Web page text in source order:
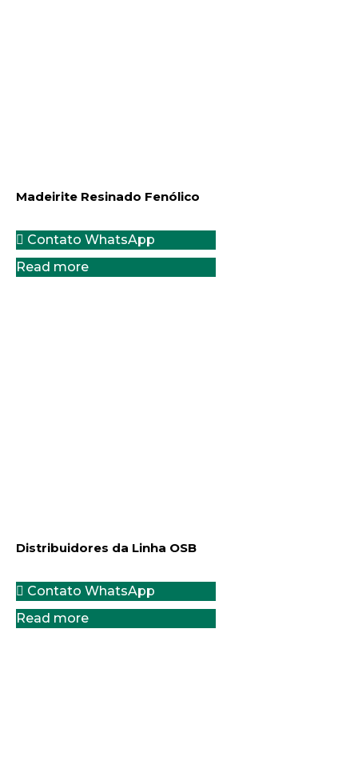
Madeirite Resinado Fenólico
Contato WhatsApp
Read more
Distribuidores da Linha OSB
Contato WhatsApp
Read more